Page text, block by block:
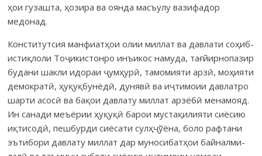
ҳои гузашта, ҳозира ва оянда масъулу ва­зифадор
медонад.
Конститутсия манфиатҳои олии миллат ва давлати соҳиб­
ис­тиқ­лоли Тоҷикистонро инъикос намуда, тағйирнопазир
будани шакли идораи ҷум­­­ҳурӣ, тамомияти арзӣ, моҳияти
демократӣ, ҳуқуқбунёдӣ, дунявӣ ва иҷтимоии давлатро
шарти асосӣ ва бақои давлату миллат арзёбӣ мена­мояд.
Ин санади меъёрии ҳуқуқӣ барои мустақилияти сиёсию
иқти­со­дӣ, пеш­бурди сиёсати сулҳ­­ҷўёна, боло рафтани
эътибори давлату миллат дар муноси­бат­ҳои байнал­ми­